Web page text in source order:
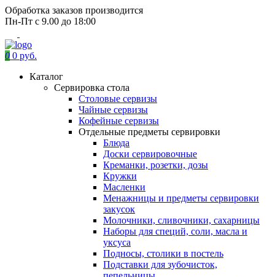
Обработка заказов производится
Пн-Пт с 9.00 до 18:00
0 0 руб.
Каталог
Сервировка стола
Столовые сервизы
Чайные сервизы
Кофейные сервизы
Отдельные предметы сервировки
Блюда
Доски сервировочные
Креманки, розетки, дозы
Кружки
Масленки
Менажницы и предметы сервировки
закусок
Молочники, сливочники, сахарницы
Наборы для специй, соли, масла и
уксуса
Подносы, столики в постель
Подставки для зубочисток,